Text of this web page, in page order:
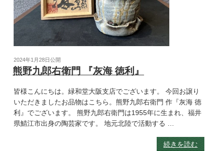
2024年1月28日公開
熊野九郎右衛門 『灰海 徳利』
皆様こんにちは。緑和堂大阪支店でございます。 今回お譲り
いただきましたお品物はこちら。熊野九郎右衛門 作『灰海 徳
利』でございます。 熊野九郎右衛門は1955年に生まれ、福井
県鯖江市出身の陶芸家です。 地元北陸で活動する …
続きを読む